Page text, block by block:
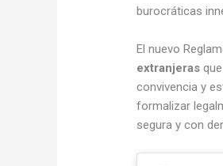
burocráticas
El nuevo
extranjeras
convivencia y
formalizar
segura y con